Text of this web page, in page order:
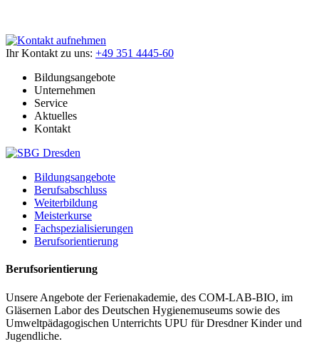
Ihr Kontakt zu uns: +49 351 4445-60
Bildungsangebote
Unternehmen
Service
Aktuelles
Kontakt
Bildungsangebote
Berufsabschluss
Weiterbildung
Meisterkurse
Fachspezialisierungen
Berufsorientierung
Berufsorientierung
Unsere Angebote der Ferienakademie, des COM-LAB-BIO, im
Gläsernen Labor des Deutschen Hygienemuseums sowie des
Umweltpädagogischen Unterrichts UPU für Dresdner Kinder und
Jugendliche.